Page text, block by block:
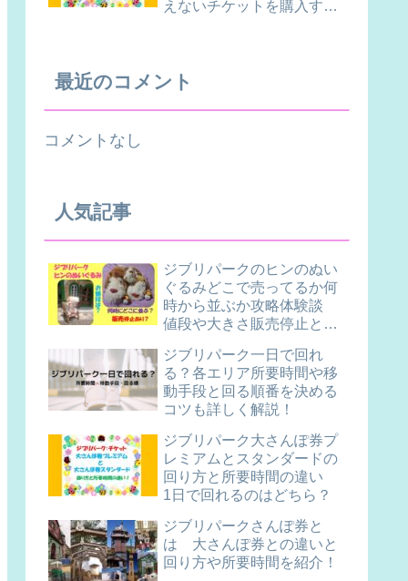
えないチケットを購入する
最近のコメント
コメントなし
人気記事
ジブリパークのヒンのぬい
ぐるみどこで売ってるか何
時から並ぶか攻略体験談
値段や大きさ販売停止と売
も！！
ジブリパーク一日で回れ
る？各エリア所要時間や移
動手段と回る順番を決める
コツも詳しく解説！
ジブリパーク大さんぽ券プ
レミアムとスタンダードの
回り方と所要時間の違い
1日で回れるのはどちら？
ジブリパークさんぽ券と
は 大さんぽ券との違いと
回り方や所要時間を紹介！